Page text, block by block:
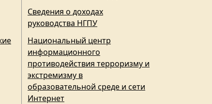
Сведения о доходах
руководства НГПУ
Национальный центр
информационного
противодействия терроризму и
экстремизму в
образовательной среде и сети
Интернет